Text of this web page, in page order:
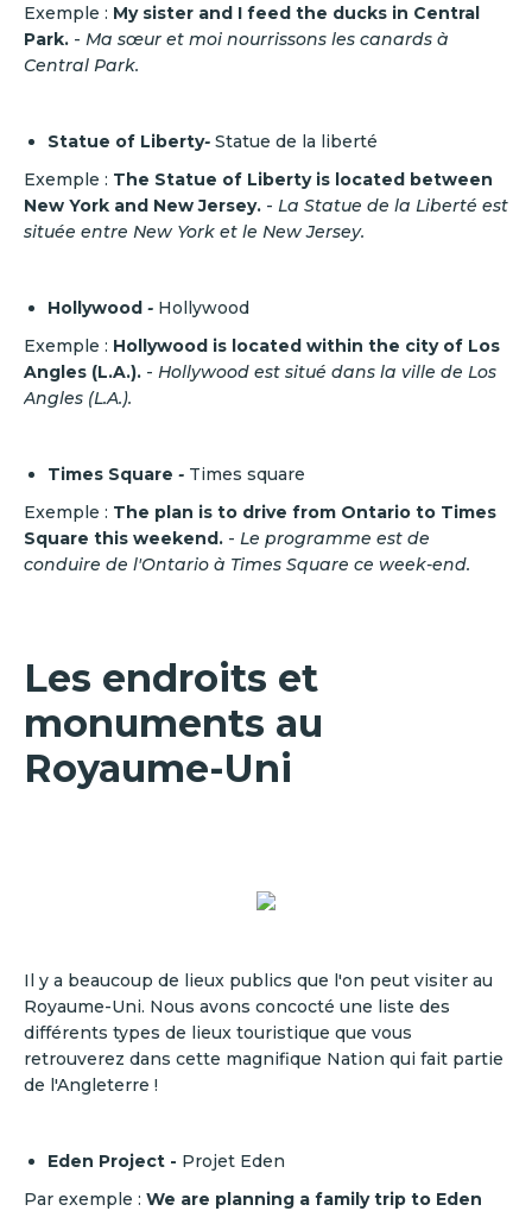
Exemple : My sister and I feed the ducks in Central
Park. - Ma sœur et moi nourrissons les canards à
Central Park.
Statue of Liberty- Statue de la liberté
Exemple : The Statue of Liberty is located between
New York and New Jersey. - La Statue de la Liberté est
située entre New York et le New Jersey.
Hollywood - Hollywood
Exemple : Hollywood is located within the city of Los
Angles (L.A.). - Hollywood est situé dans la ville de Los
Angles (L.A.).
Times Square - Times square
Exemple : The plan is to drive from Ontario to Times
Square this weekend. - Le programme est de
conduire de l'Ontario à Times Square ce week-end.
Les endroits et
monuments au
Royaume-Uni
Il y a beaucoup de lieux publics que l'on peut visiter au
Royaume-Uni. Nous avons concocté une liste des
différents types de lieux touristique que vous
retrouverez dans cette magnifique Nation qui fait partie
de l'Angleterre !
Eden Project - Projet Eden
Par exemple : We are planning a family trip to Eden